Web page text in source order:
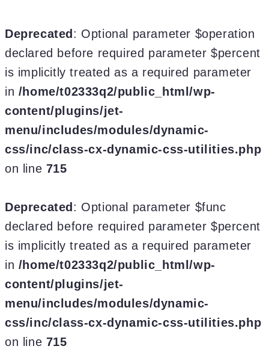
Deprecated : Optional parameter $operation
declared before required parameter $percent
is implicitly treated as a required parameter
in /home/t02333q2/public_html/wp-
content/plugins/jet-
menu/includes/modules/dynamic-
css/inc/class-cx-dynamic-css-utilities.php
on line 715
Deprecated : Optional parameter $func
declared before required parameter $percent
is implicitly treated as a required parameter
in /home/t02333q2/public_html/wp-
content/plugins/jet-
menu/includes/modules/dynamic-
css/inc/class-cx-dynamic-css-utilities.php
on line 715